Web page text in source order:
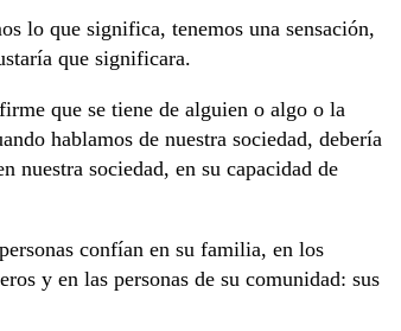
lo que significa, tenemos una sensación,
que significara.
que se tiene de alguien o algo o la
hablamos de nuestra sociedad, debería
nuestra sociedad, en su capacidad de
confían en su familia, en los
y en las personas de su comunidad: sus